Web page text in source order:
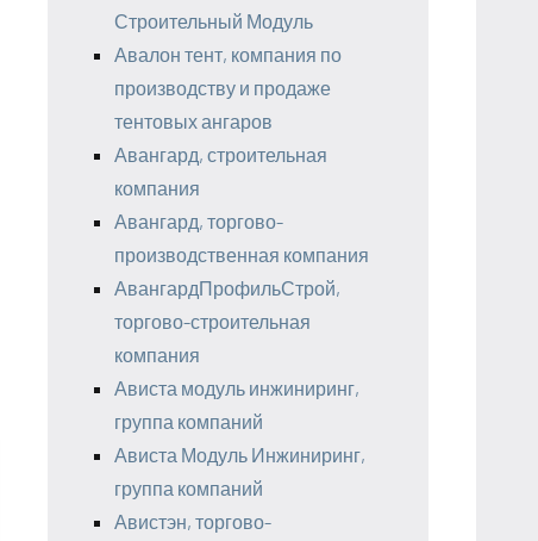
Строительный Модуль
Авалон тент, компания по
производству и продаже
тентовых ангаров
Авангард, строительная
компания
Авангард, торгово-
производственная компания
АвангардПрофильСтрой,
торгово-строительная
компания
Ависта модуль инжиниринг,
группа компаний
Ависта Модуль Инжиниринг,
группа компаний
Авистэн, торгово-